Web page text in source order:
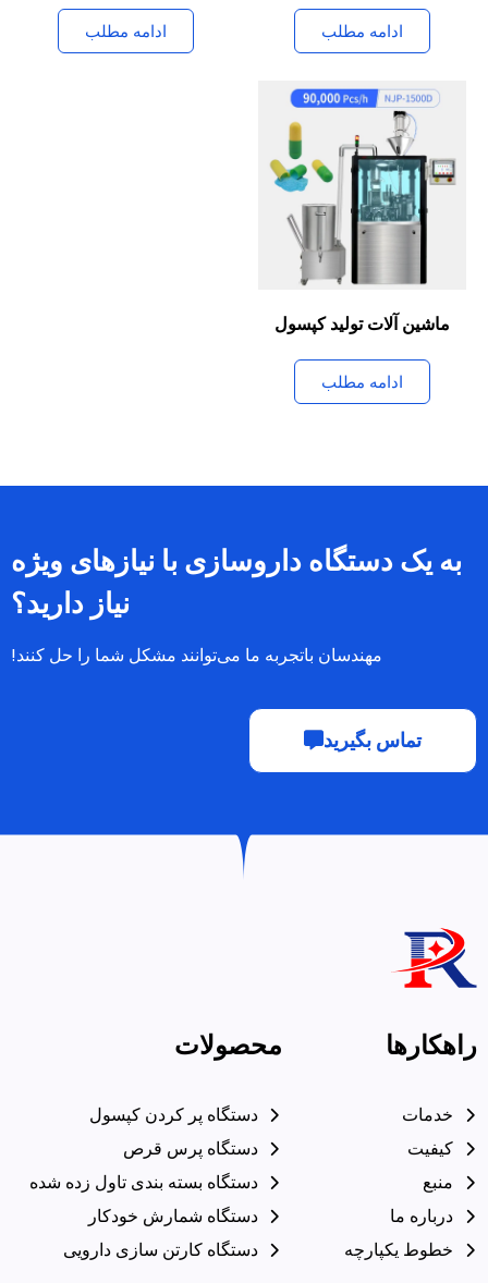
ادامه مطلب ادامه مطلب
ماشین آلات تولید کپسول
ادامه مطلب
به یک دستگاه داروسازی با نیازهای ویژه
نیاز دارید؟
مهندسان باتجربه ما می‌توانند مشکل شما را حل کنند!
تماس بگیرید
راهکارها
خدمات
کیفیت
منبع
درباره ما
خطوط یکپارچه
محصولات
دستگاه پر کردن کپسول
دستگاه پرس قرص
دستگاه بسته بندی تاول زده شده
دستگاه شمارش خودکار
دستگاه کارتن سازی دارویی